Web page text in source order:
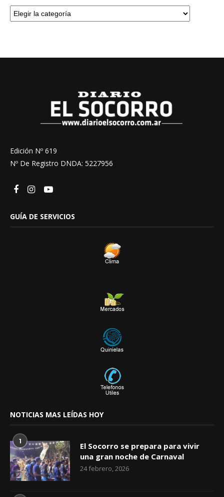
Edición Nº 619
Nº De Registro DNDA: 5227956
GUÍA DE SERVICIOS
NOTICIAS MAS LEÍDAS HOY
1
El Socorro se prepara para vivir
una gran noche de Carnaval
24 febrero, 2026